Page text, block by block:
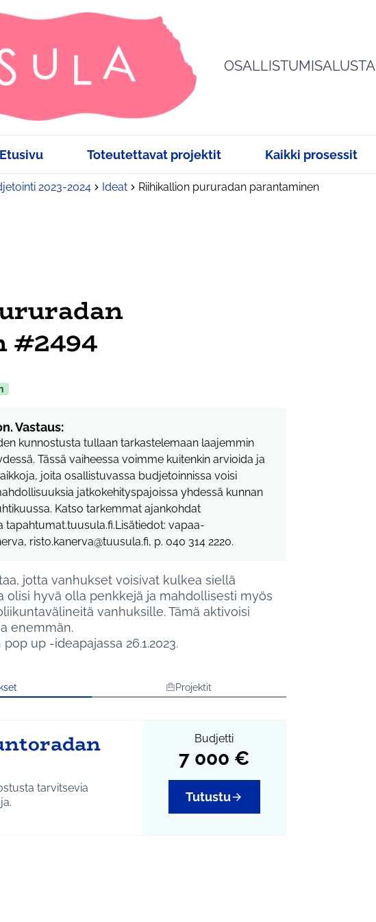
OSALLISTUMISALUSTA
Etusivu Toteutettavat projektit Kaikki prosessit
2023-2024 Ideat Riihikallion pururadan parantaminen
#2494
Vastaus:
kunnostusta tullaan tarkastelemaan laajemmin
Tässä vaiheessa voimme kuitenkin arvioida ja
joita osallistuvassa budjetoinnissa voisi
jatkokehityspajoissa yhdessä kunnan
Katso tarkemmat ajankohdat
vapaa-
risto.kanerva@tuusula.fi, p. 040 314 2220.
jotta vanhukset voisivat kulkea siellä
olisi hyvä olla penkkejä ja mahdollisesti myös
vanhuksille. Tämä aktivoisi
enemmän.
up -ideapajassa 26.1.2023.
Projektit
tarvitsevia
Budjetti
7 000 €
Tutustu
Hyvinvointi ja yhteisöllisyys